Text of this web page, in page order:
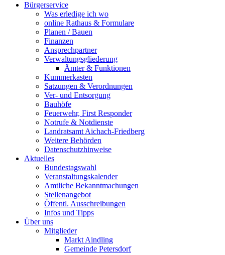
Bürgerservice
Was erledige ich wo
online Rathaus & Formulare
Planen / Bauen
Finanzen
Ansprechpartner
Verwaltungsgliederung
Ämter & Funktionen
Kummerkasten
Satzungen & Verordnungen
Ver- und Entsorgung
Bauhöfe
Feuerwehr, First Responder
Notrufe & Notdienste
Landratsamt Aichach-Friedberg
Weitere Behörden
Datenschutzhinweise
Aktuelles
Bundestagswahl
Veranstaltungskalender
Amtliche Bekanntmachungen
Stellenangebot
Öffentl. Ausschreibungen
Infos und Tipps
Über uns
Mitglieder
Markt Aindling
Gemeinde Petersdorf